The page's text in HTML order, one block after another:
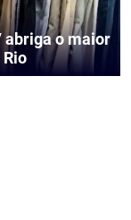
abriga o maior